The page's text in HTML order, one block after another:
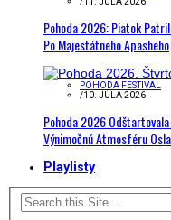
Pohoda 2026: Piatok
Po Majestátneho Apasheho
POHODA FESTIVAL
/10. JÚLA 2026
Pohoda 2026
Výnimočnú Atmosféru
Playlisty